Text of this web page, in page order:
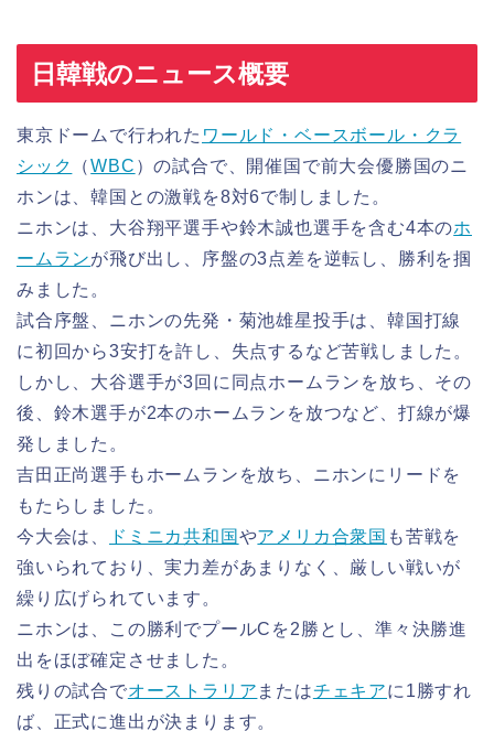
日韓戦のニュース概要
東京ドームで行われた ワールド・ベースボール・クラ
シック
（WBC ）の試合で、開催国で前大会優勝国のニ
ホンは、韓国との激戦を8対6で制しました。
ニホンは、大谷翔平選手や鈴木誠也選手を含む4本のホ
ームランが飛び出し、序盤の3点差を逆転し、勝利を掴
みました。
試合序盤、ニホンの先発・菊池雄星投手は、韓国打線
に初回から3安打を許し、失点するなど苦戦しました。
しかし、大谷選手が3回に同点ホームランを放ち、その
後、鈴木選手が2本のホームランを放つなど、打線が爆
発しました。
吉田正尚選手もホームランを放ち、ニホンにリードを
もたらしました。
今大会は、
ドミニカ共和国やアメリカ合衆国 も苦戦を
強いられており、実力差があまりなく、厳しい戦いが
繰り広げられています。
ニホンは、この勝利でプールCを2勝とし、準々決勝進
出をほぼ確定させました。
残りの試合でオーストラリア またはチェキアに1勝すれ
ば、正式に進出が決まります。